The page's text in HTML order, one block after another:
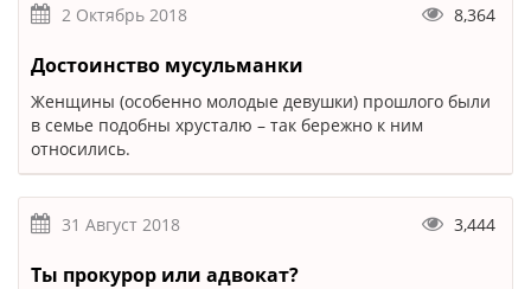
2 Октябрь 2018 8,364
Достоинство мусульманки
Женщины (особенно молодые девушки) прошлого были
в семье подобны хрусталю – так бережно к ним
относились.
31 Август 2018 3,444
Ты прокурор или адвокат?